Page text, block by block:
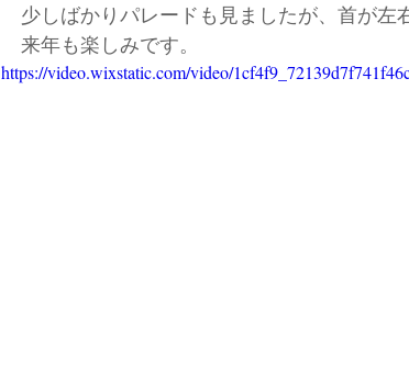
少しばかりパレードも見ましたが、首が左
来年も楽しみです。
https://video.wixstatic.com/video/